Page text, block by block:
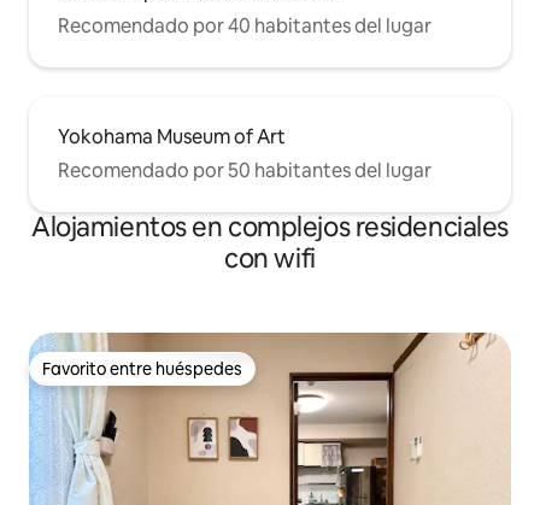
Recomendado por 40 habitantes del lugar
Yokohama Museum of Art
Recomendado por 50 habitantes del lugar
Alojamientos en complejos residenciales
con wifi
Favorito entre huéspedes
Favorito entre huéspedes